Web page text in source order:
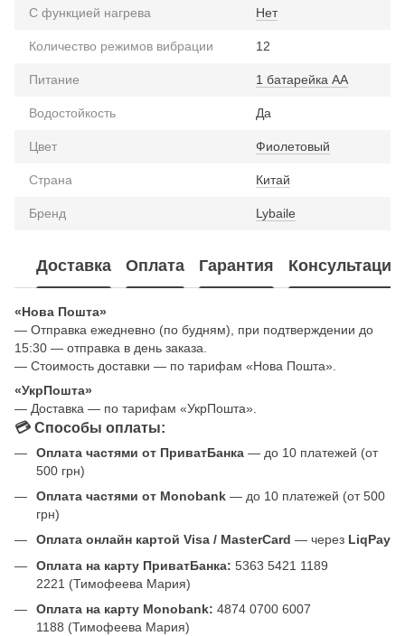
С функцией нагрева Нет
Количество режимов вибрации 12
Питание 1 батарейка АА
Водостойкость Да
Цвет Фиолетовый
Страна Китай
Бренд Lybaile
Доставка Оплата Гарантия Консультация
«Нова Пошта»
— Отправка ежедневно (по будням), при подтверждении до
15:30 — отправка в день заказа.
— Стоимость доставки — по тарифам «Нова Пошта».
«УкрПошта»
— Доставка — по тарифам «УкрПошта».
💳 Способы оплаты:
Оплата частями от ПриватБанка — до 10 платежей (от
500 грн)
Оплата частями от Monobank — до 10 платежей (от 500
грн)
Оплата онлайн картой Visa / MasterCard — через LiqPay
Оплата на карту ПриватБанка: 5363 5421 1189
2221 (Тимофеева Мария)
Оплата на карту Monobank: 4874 0700 6007
1188 (Тимофеева Мария)